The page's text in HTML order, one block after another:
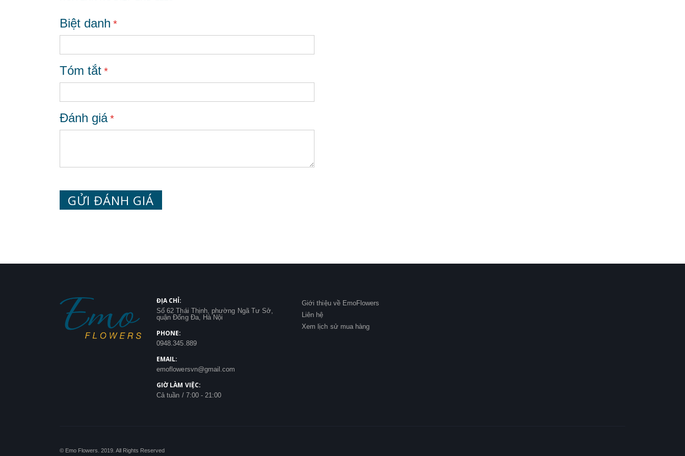
Biệt danh
Tóm tắt
Đánh giá
GỬI ĐÁNH GIÁ
ĐỊA CHỈ:
Số 62 Thái Thịnh, phường Ngã Tư Sở,
quận Đống Đa, Hà Nội
PHONE:
0948.345.889
EMAIL:
emoflowersvn@gmail.com
GIỜ LÀM VIỆC:
Cả tuần / 7:00 - 21:00
Giới thiệu về EmoFlowers
Liên hệ
Xem lịch sử mua hàng
© Emo Flowers. 2019. All Rights Reserved